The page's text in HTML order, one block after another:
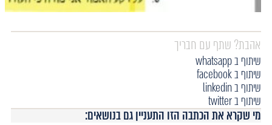
אהבת? שתף עם חבריך
שיתוף ב whatsapp
שיתוף ב facebook
שיתוף ב linkedin
שיתוף ב twitter
מי שקרא את הכתבה הזו התעניין גם בנושאים: